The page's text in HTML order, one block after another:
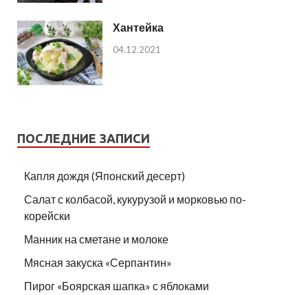
Хантейка
04.12.2021
ПОСЛЕДНИЕ ЗАПИСИ
Капля дождя (Японский десерт)
Салат с колбасой, кукурузой и морковью по-
корейски
Манник на сметане и молоке
Мясная закуска «Серпантин»
Пирог «Боярская шапка» с яблоками